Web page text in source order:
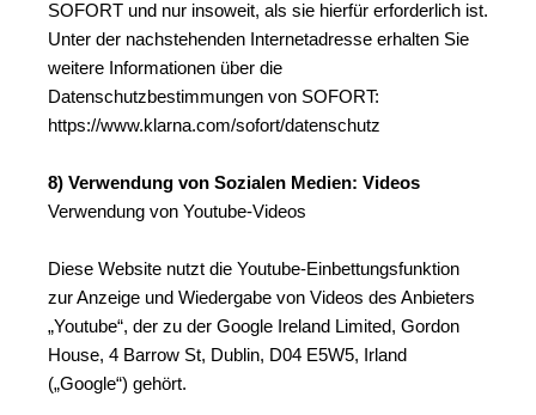
SOFORT und nur insoweit, als sie hierfür erforderlich ist.
Unter der nachstehenden Internetadresse erhalten Sie
weitere Informationen über die
Datenschutzbestimmungen von SOFORT:
https://www.klarna.com/sofort/datenschutz
8) Verwendung von Sozialen Medien: Videos
Verwendung von Youtube-Videos
Diese Website nutzt die Youtube-Einbettungsfunktion
zur Anzeige und Wiedergabe von Videos des Anbieters
„Youtube“, der zu der Google Ireland Limited, Gordon
House, 4 Barrow St, Dublin, D04 E5W5, Irland
(„Google“) gehört.